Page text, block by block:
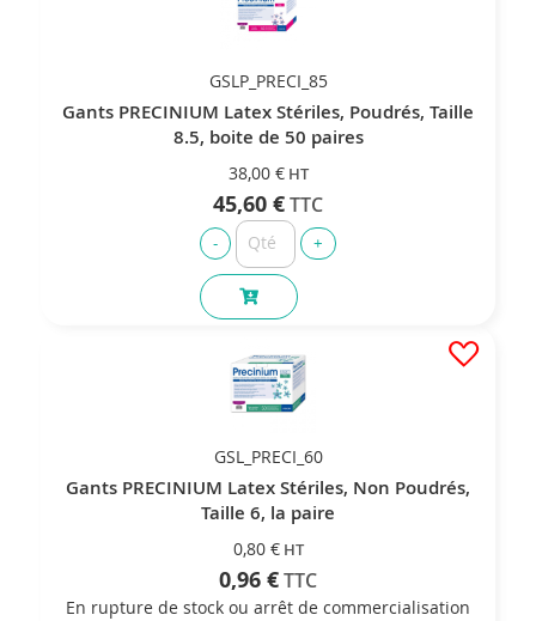
GSLP_PRECI_85
Gants PRECINIUM Latex Stériles, Poudrés, Taille
8.5, boite de 50 paires
38,00 €
45,60 €
GSL_PRECI_60
Gants PRECINIUM Latex Stériles, Non Poudrés,
Taille 6, la paire
0,80 €
0,96 €
En rupture de stock ou arrêt de commercialisation